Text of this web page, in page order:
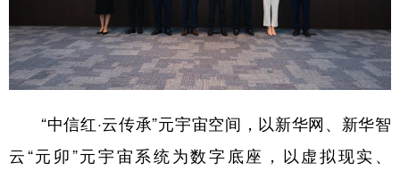
北京 天津 河北 山西
浙江 安徽 福建 江西
“中信红·云传承”元宇宙空间，以新华网、新华智
云“元卯”元宇宙系统为数字底座，以虚拟现实、